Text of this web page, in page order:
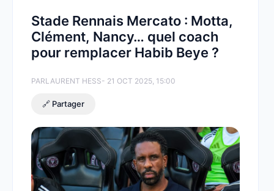
Stade Rennais Mercato : Motta,
Clément, Nancy… quel coach
pour remplacer Habib Beye ?
PARLAURENT HESS- 21 OCT 2025, 15:00
🔗 Partager